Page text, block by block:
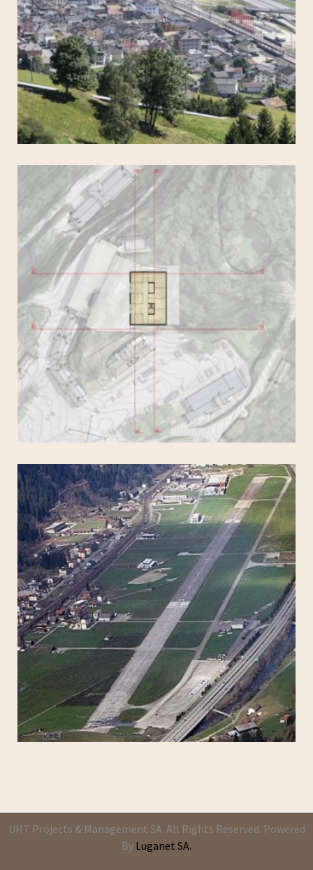
UHT Projects & Management SA. All Rights Reserved. Powered
By Luganet SA.